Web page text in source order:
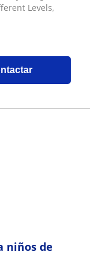
Levels,
niños de